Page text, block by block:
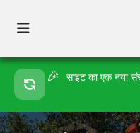
🎉 साइट का एक नया